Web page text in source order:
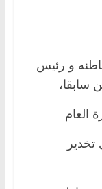
و رئيس
سابقا،
العام